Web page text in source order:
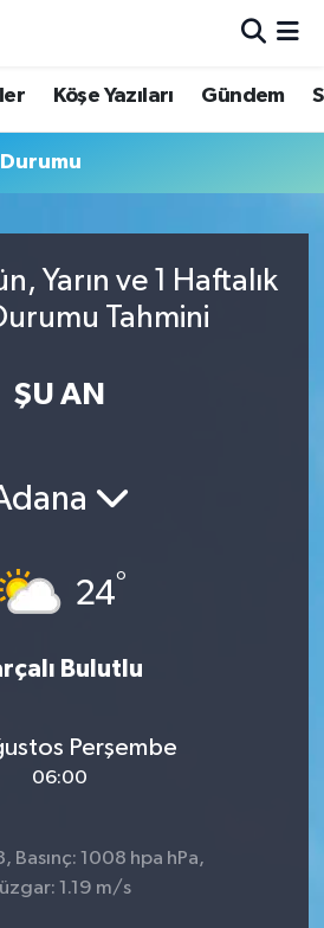
Köşe Yazıları Gündem
Yarın ve 1 Haftalık
Tahmini
ŞU AN
24°
Bulutlu
Perşembe
06:00
Basınç: 1008 hpa hPa,
1.19 m/s
Durumu ve Fikstür